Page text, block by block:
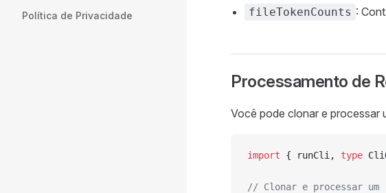
Política de Privacidade
fileTokenCounts :
Processamento de
Você pode clonar e processar
import { runCli, type
// Clonar e processar